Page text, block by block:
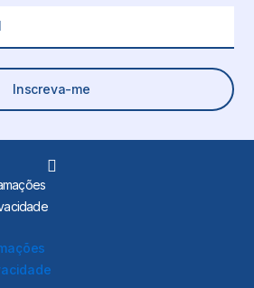
Inscreva-me
L
n